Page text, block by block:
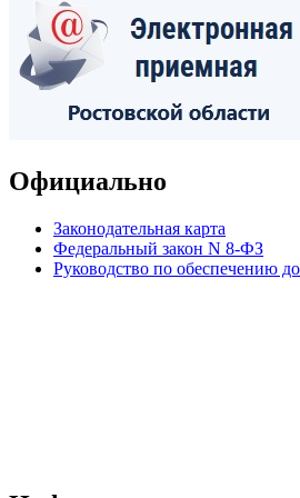
Официально
Законодательная карта
Федеральный закон N 8-ФЗ
Руководство по обеспечению